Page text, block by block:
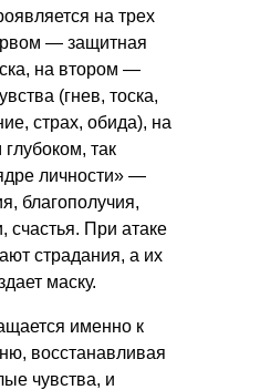
на трех
— защитная
на втором —
(гнев, тоска,
страх, обида), на
так
личности» —
благополучия,
счастья. При атаке
страдания, а их
маску.
именно к
восстанавливая
чувства, и